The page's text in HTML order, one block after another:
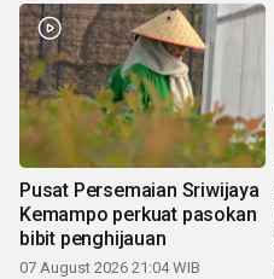
Pusat Persemaian Sriwijaya
Kemampo perkuat pasokan
bibit penghijauan
07 August 2026 21:04 WIB